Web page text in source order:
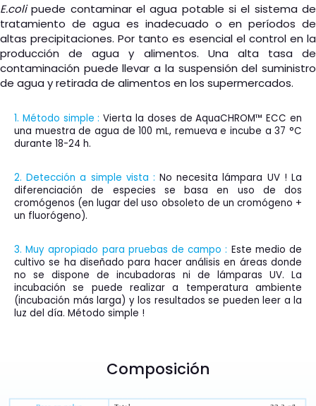
E.colipuede contaminar el agua potable si el sistema de
tratamiento de agua es inadecuado o en períodos de
altas precipitaciones. Por tanto es esencial el control en la
producción de agua y alimentos. Una alta tasa de
contaminación puede llevar a la suspensión del suministro
de agua y retirada de alimentos en los supermercados.
1. Método simple : Vierta la doses de AquaCHROM™ ECC en
una muestra de agua de 100 mL, remueva e incube a 37 °C
durante 18-24 h.
2. Detección a simple vista : No necesita lámpara UV ! La
diferenciación de especies se basa en uso de dos
cromógenos (en lugar del uso obsoleto de un cromógeno +
un fluorógeno).
3. Muy apropiado para pruebas de campo : Este medio de
cultivo se ha diseñado para hacer análisis en áreas donde
no se dispone de incubadoras ni de lámparas UV. La
incubación se puede realizar a temperatura ambiente
(incubación más larga) y los resultados se pueden leer a la
luz del día. Método simple !
Composición